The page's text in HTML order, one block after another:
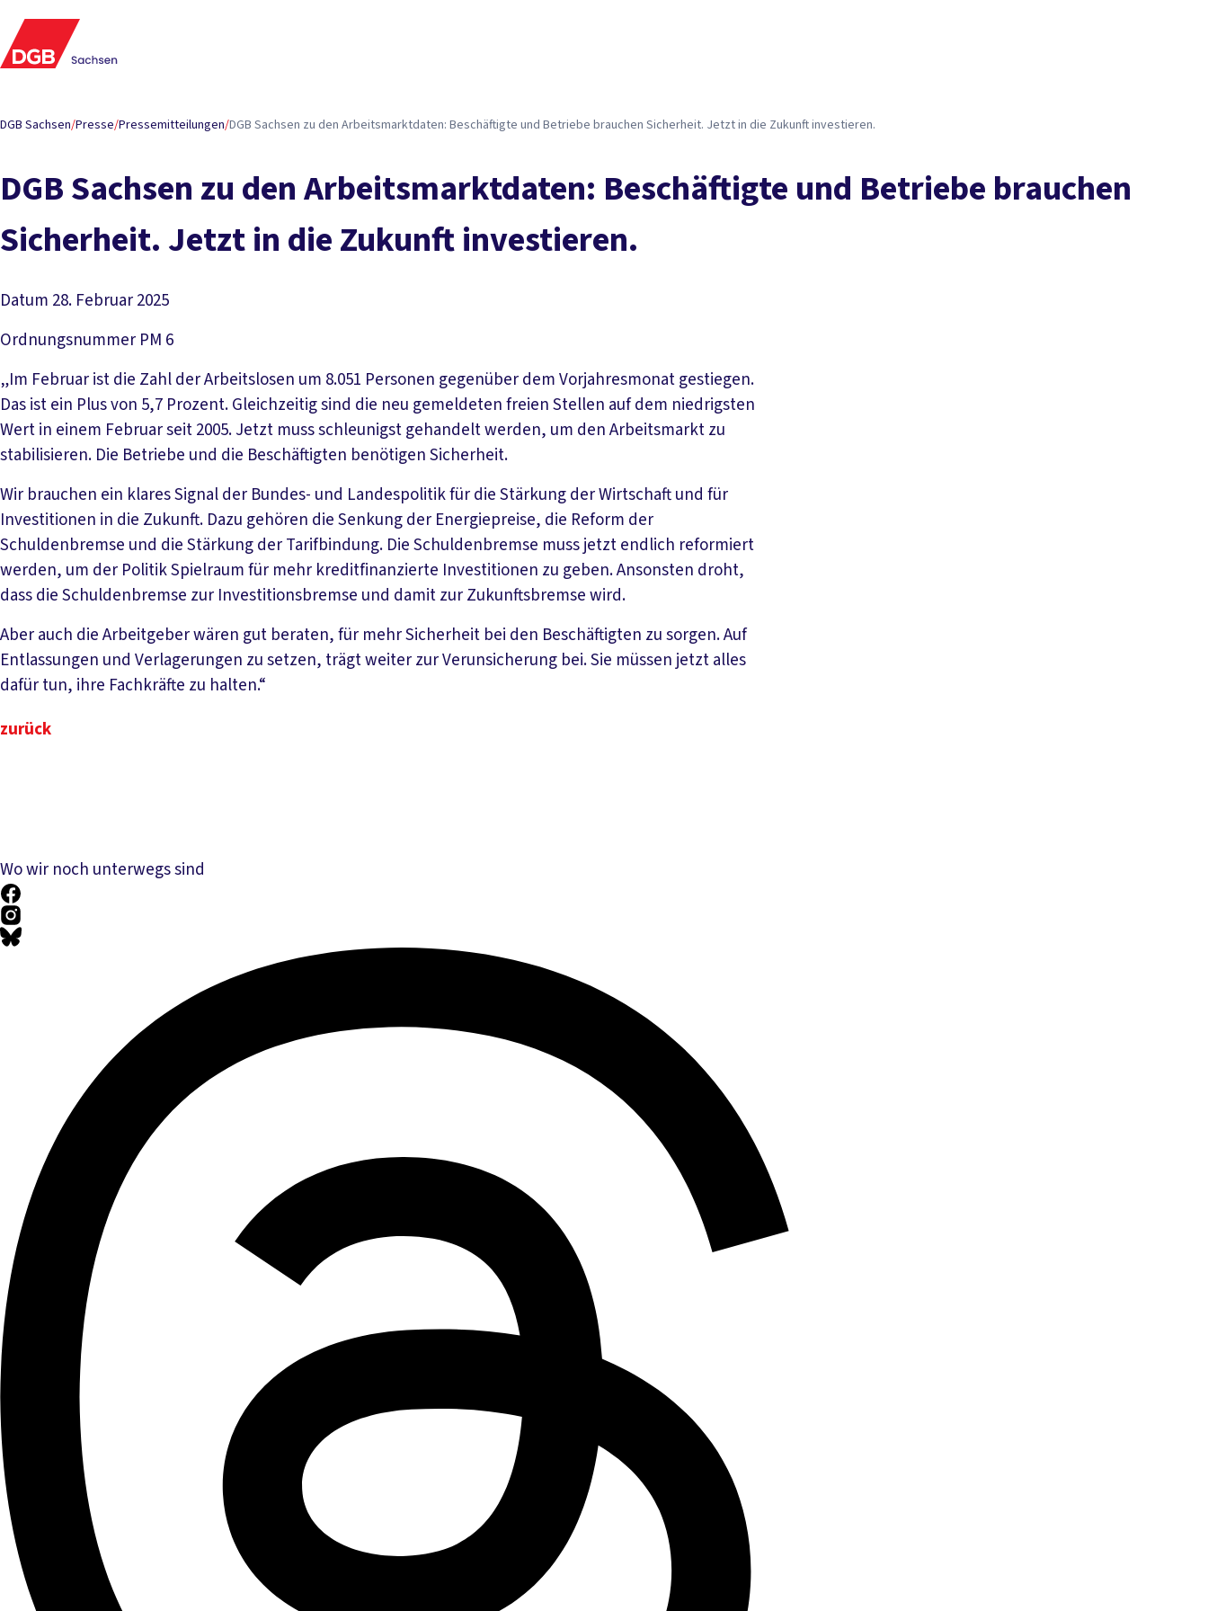
DGB Sachsen/Presse/Pressemitteilungen/DGB Sachsen zu den Arbeitsmarktdaten: Beschäftigte und Betriebe brauchen Sicherheit. Jetzt in die Zukunft investieren.
DGB Sachsen zu den Arbeitsmarktdaten: Beschäftigte und Betriebe brauchen
Sicherheit. Jetzt in die Zukunft investieren.
Datum 28. Februar 2025
Ordnungsnummer PM 6
„Im Februar ist die Zahl der Arbeitslosen um 8.051 Personen gegenüber dem Vorjahresmonat gestiegen.
Das ist ein Plus von 5,7 Prozent. Gleichzeitig sind die neu gemeldeten freien Stellen auf dem niedrigsten
Wert in einem Februar seit 2005. Jetzt muss schleunigst gehandelt werden, um den Arbeitsmarkt zu
stabilisieren. Die Betriebe und die Beschäftigten benötigen Sicherheit.
Wir brauchen ein klares Signal der Bundes- und Landespolitik für die Stärkung der Wirtschaft und für
Investitionen in die Zukunft. Dazu gehören die Senkung der Energiepreise, die Reform der
Schuldenbremse und die Stärkung der Tarifbindung. Die Schuldenbremse muss jetzt endlich reformiert
werden, um der Politik Spielraum für mehr kreditfinanzierte Investitionen zu geben. Ansonsten droht,
dass die Schuldenbremse zur Investitionsbremse und damit zur Zukunftsbremse wird.
Aber auch die Arbeitgeber wären gut beraten, für mehr Sicherheit bei den Beschäftigten zu sorgen. Auf
Entlassungen und Verlagerungen zu setzen, trägt weiter zur Verunsicherung bei. Sie müssen jetzt alles
dafür tun, ihre Fachkräfte zu halten.“
zurück
Wo wir noch unterwegs sind